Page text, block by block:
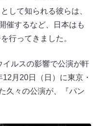
して知られる彼らは、
催するなど、日本はも
行ってきました。
ルスの影響で公演が軒
月20日（日）に東京・
久々の公演が、『パン